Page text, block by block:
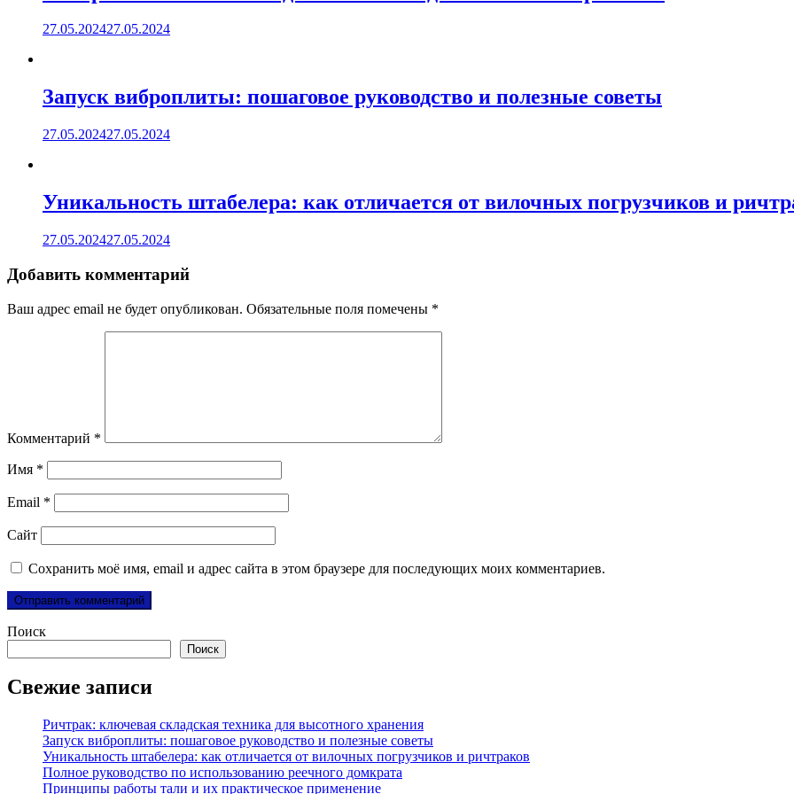
27.05.202427.05.2024
Запуск виброплиты: пошаговое руководство и полезные советы
27.05.202427.05.2024
Уникальность штабелера: как отличается от вилочных погрузчиков и
27.05.202427.05.2024
Добавить комментарий
Ваш адрес email не будет опубликован. Обязательные поля помечены *
Комментарий *
Имя *
Email *
Сайт
Сохранить моё имя, email и адрес сайта в этом браузере для последующих моих комментариев.
Поиск
Поиск
Свежие записи
Ричтрак: ключевая складская техника для высотного хранения
Запуск виброплиты: пошаговое руководство и полезные советы
Уникальность штабелера: как отличается от вилочных погрузчиков и ричтраков
Полное руководство по использованию реечного домкрата
Принципы работы тали и их практическое применение